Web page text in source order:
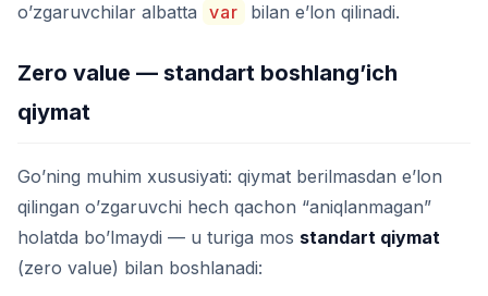
o’zgaruvchilar albatta var bilan e’lon qilinadi.
Zero value — standart boshlang’ich
qiymat
Go’ning muhim xususiyati: qiymat berilmasdan e’lon
qilingan o’zgaruvchi hech qachon “aniqlanmagan”
holatda bo’lmaydi — u turiga mos standart qiymat
(zero value) bilan boshlanadi: